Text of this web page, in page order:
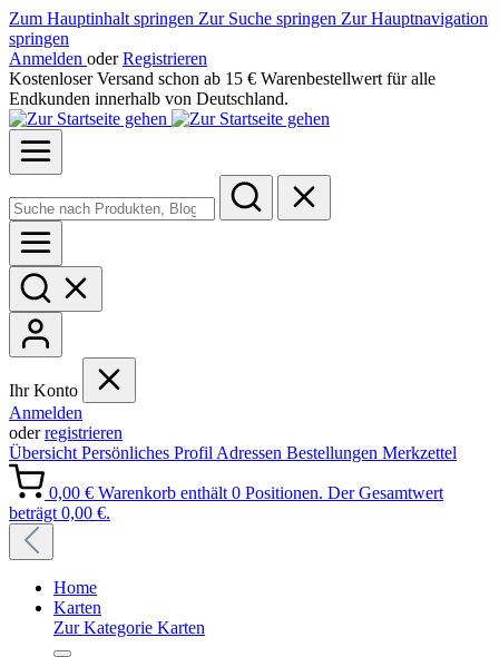
Zum Hauptinhalt springen Zur Suche springen Zur Hauptnavigation
springen
Anmelden oder Registrieren
Kostenloser Versand schon ab 15 € Warenbestellwert für alle
Endkunden innerhalb von Deutschland.
Ihr Konto
Anmelden
oderregistrieren
Übersicht Persönliches Profil Adressen Bestellungen Merkzettel
0,00 € Warenkorb enthält 0 Positionen. Der Gesamtwert
beträgt 0,00 €.
Home
Karten
Zur Kategorie Karten